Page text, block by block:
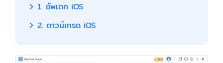
1. อัพเดท iOS
2. ดาวน์เกรด iOS